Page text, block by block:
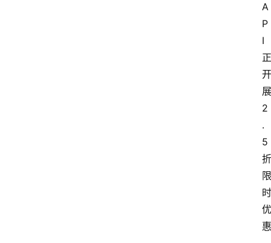
A
P
I
正
开
展
2
.
5
折
限
时
优
惠